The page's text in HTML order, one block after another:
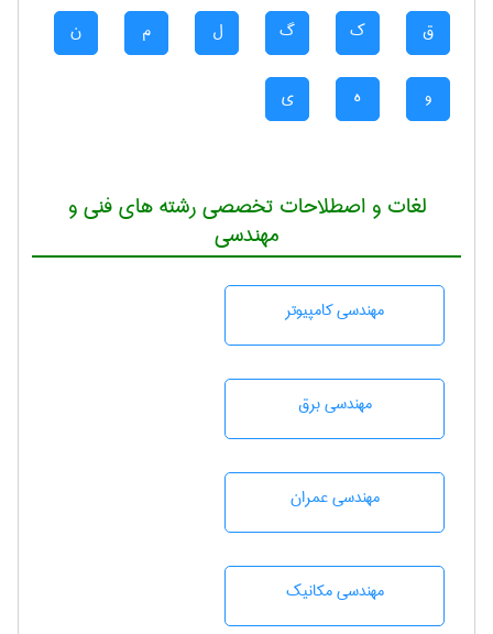
ق ک گ ل م ن
و ه ی
لغات و اصطلاحات تخصصی رشته های فنی و
مهندسی
مهندسی كامپيوتر
مهندسی برق
مهندسی عمران
مهندسی مکانیک